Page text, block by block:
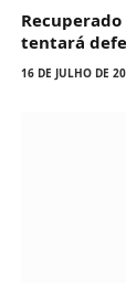
tentará
16 DE JULHO DE